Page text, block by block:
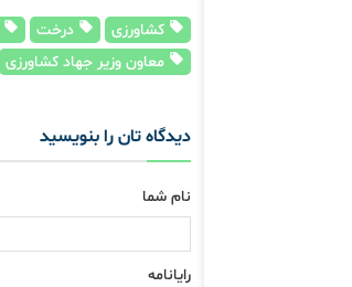
کشاورزی درخت
معاون وزیر جهاد کشاورزی
دیدگاه تان را بنویسید
نام شما
رایانامه